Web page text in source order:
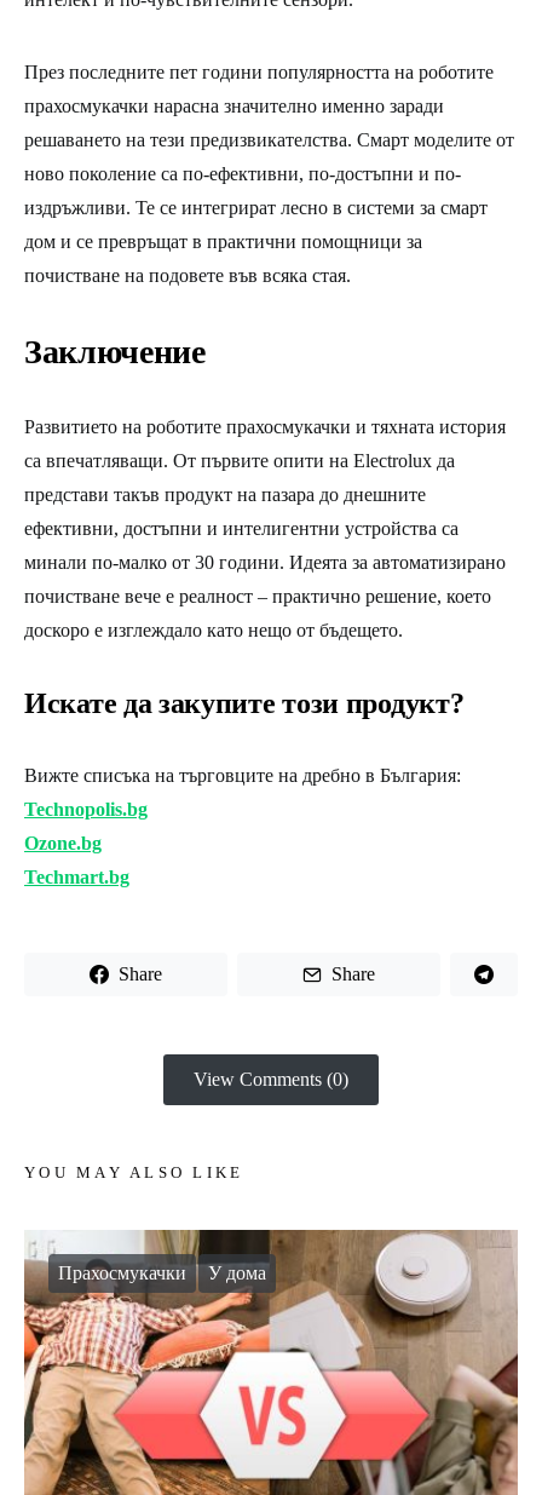
През последните пет години популярността на роботите
прахосмукачки нарасна значително именно заради
решаването на тези предизвикателства. Смарт моделите от
ново поколение са по-ефективни, по-достъпни и по-
издръжливи. Те се интегрират лесно в системи за смарт
дом и се превръщат в практични помощници за
почистване на подовете във всяка стая.
Заключение
Развитието на роботите прахосмукачки и тяхната история
са впечатляващи. От първите опити на Electrolux да
представи такъв продукт на пазара до днешните
ефективни, достъпни и интелигентни устройства са
минали по-малко от 30 години. Идеята за автоматизирано
почистване вече е реалност – практично решение, което
доскоро е изглеждало като нещо от бъдещето.
Искате да закупите този продукт?
Вижте списъка на търговците на дребно в България:
Technopolis.bg
Ozone.bg
Techmart.bg
Share Share
View Comments (0)
YOU MAY ALSO LIKE
Прахосмукачки У дома